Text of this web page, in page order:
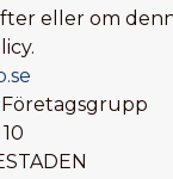
eller om